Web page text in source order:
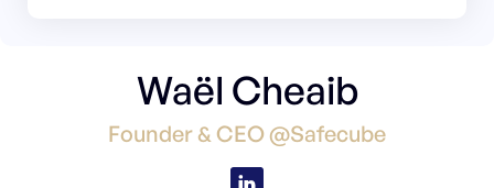
Waël Cheaib
Founder & CEO @Safecube